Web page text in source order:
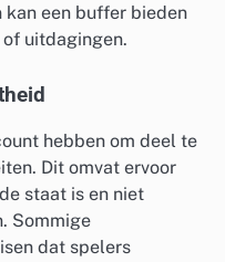
een buffer bieden
uitdagingen.
hebben om deel te
Dit omvat ervoor
staat is en niet
Sommige
dat spelers